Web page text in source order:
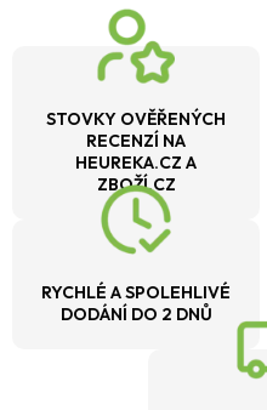
STOVKY OVĚŘENÝCH
RECENZÍ NA
HEUREKA.CZ A
ZBOŽÍ.CZ
RYCHLÉ A SPOLEHLIVÉ
DODÁNÍ DO 2 DNŮ